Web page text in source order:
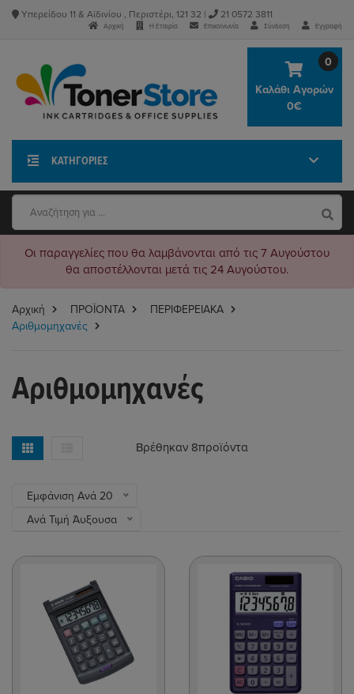
Υπερείδου 11 & Αϊδινίου , Περιστέρι, 121 32 | 21 0572 3811
Αρχική Η Εταιρία Επικοινωνία Σύνδεση Εγγραφή
ΚΑΤΗΓΟΡΊΕΣ
0
Καλάθι Αγορών
0€
Οι παραγγελίες που θα λαμβάνονται από τις 7 Αυγούστου
θα αποστέλλονται μετά τις 24 Αυγούστου.
Αρχική ΠΡΟΪΟΝΤΑ
ΠΕΡΙΦΕΡΕΙΑΚΑ
Αριθμομηχανές
Αριθμομηχανές
Βρέθηκαν 8προϊόντα
Εμφάνιση Ανά 20
Ανά Τιμή Άυξουσα